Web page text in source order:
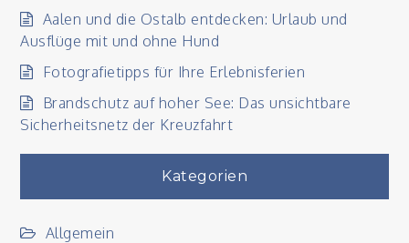
Aalen und die Ostalb entdecken: Urlaub und
Ausflüge mit und ohne Hund
Fotografietipps für Ihre Erlebnisferien
Brandschutz auf hoher See: Das unsichtbare
Sicherheitsnetz der Kreuzfahrt
Kategorien
Allgemein